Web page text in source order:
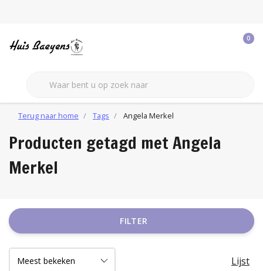
0
Terug naar home Tags Angela Merkel
Producten getagd met Angela
Merkel
FILTER
Lijst